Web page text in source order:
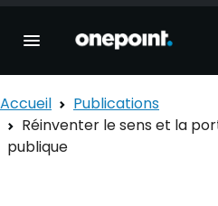
Accueil
Publications
Réinventer le sens et la
publique